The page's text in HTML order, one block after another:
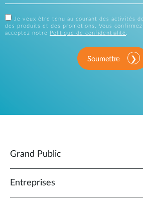
Je veux être tenu au courant des activités
des produits et des promotions. Vous
acceptez notre
Politique de confidentialité
Soumettre
Grand Public
Entreprises